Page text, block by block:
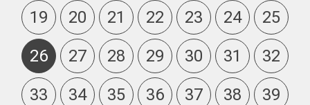
19
20 21 22 23 24
25
26
27 28 29 30 31
32
33
34 35 36 37 38
39